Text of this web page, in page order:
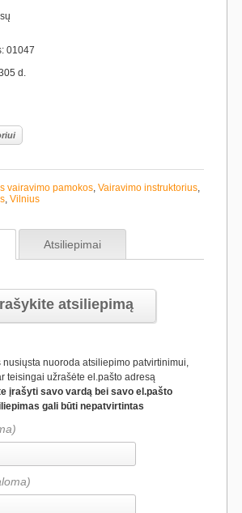
01047
d.
vairavimo pamokos, Vairavimo instruktorius,
, Vilnius
Atsiliepimai
atsiliepimą
nusiųsta nuoroda atsiliepimo patvirtinimui,
teisingai užrašėte el.pašto adresą
įrašyti savo vardą bei savo el.pašto
gali būti nepatvirtintas